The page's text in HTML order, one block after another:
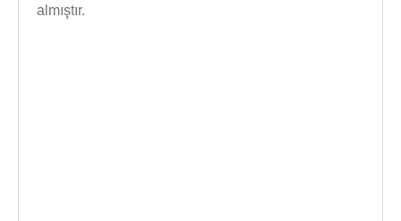
almıştır.